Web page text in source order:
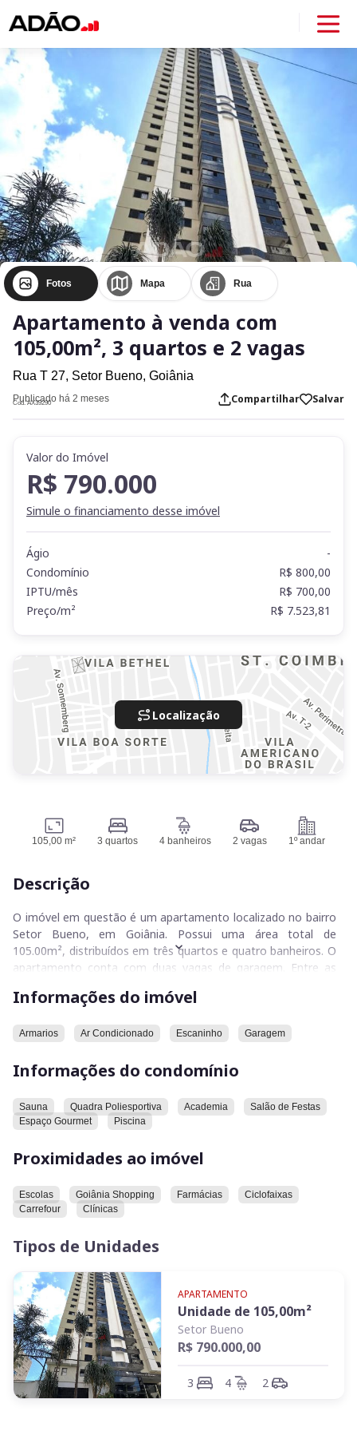
Fotos Mapa Rua
Apartamento à venda com
105,00m², 3 quartos e 2 vagas
Rua T 27, Setor Bueno, Goiânia
Publicado há 2 meses
Cod. AX39290 Compartilhar Salvar
Valor do Imóvel
R$ 790.000
Simule o financiamento desse imóvel
Ágio
-
Condomínio
R$ 800,00
IPTU/mês
R$ 700,00
Preço/m²
R$ 7.523,81
Localização
105,00 m² 3 quartos 4 banheiros 2 vagas 1º andar
Descrição
O imóvel em questão é um apartamento localizado no bairro
Setor Bueno, em Goiânia. Possui uma área total de
105.00m², distribuídos em três quartos e quatro banheiros. O
apartamento conta com duas vagas de garagem. Entre as
condicionado. O imóvel também dispõe de um escaninho.
O condomínio onde o apartamento está situado oferece uma
quadra poliesportiva e uma academia. O condomínio também
possui um salão de festas e um espaço gourmet. Além disso,
há uma piscina disponível para os moradores.
pontos de interesse. Entre eles, estão escolas, o Goiânia
Shopping, farmácias e ciclofaixas. O Carrefour e diversas
Informações do imóvel
Armarios Ar Condicionado Escaninho Garagem
Informações do condomínio
Sauna Quadra Poliesportiva Academia
Salão de Festas
Espaço Gourmet
Piscina
Proximidades ao imóvel
Escolas Goiânia Shopping Farmácias
Ciclofaixas
Carrefour
Clínicas
Tipos de Unidades
APARTAMENTO
Unidade de 105,00m²
Setor Bueno
R$ 790.000,00
3 4 2